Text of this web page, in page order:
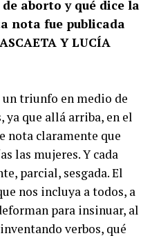
aborto y qué dice la
nota fue publicada
Y LUCÍA
triunfo en medio de
ya que allá arriba, en el
nota claramente que
las mujeres. Y cada
parcial, sesgada. El
nos incluya a todos, a
para insinuar, al
verbos, qué